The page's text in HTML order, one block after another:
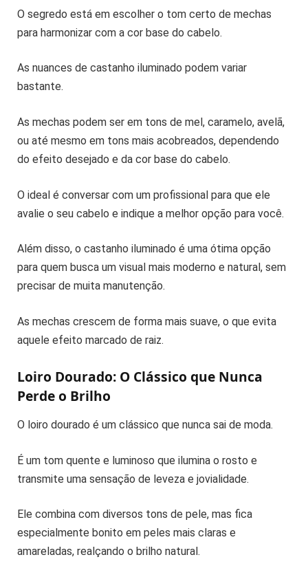
O segredo está em escolher o tom certo de mechas
para harmonizar com a cor base do cabelo.
As nuances de castanho iluminado podem variar
bastante.
As mechas podem ser em tons de mel, caramelo, avelã,
ou até mesmo em tons mais acobreados, dependendo
do efeito desejado e da cor base do cabelo.
O ideal é conversar com um profissional para que ele
avalie o seu cabelo e indique a melhor opção para você.
Além disso, o castanho iluminado é uma ótima opção
para quem busca um visual mais moderno e natural, sem
precisar de muita manutenção.
As mechas crescem de forma mais suave, o que evita
aquele efeito marcado de raiz.
Loiro Dourado: O Clássico que Nunca
Perde o Brilho
O loiro dourado é um clássico que nunca sai de moda.
É um tom quente e luminoso que ilumina o rosto e
transmite uma sensação de leveza e jovialidade.
Ele combina com diversos tons de pele, mas fica
especialmente bonito em peles mais claras e
amareladas, realçando o brilho natural.